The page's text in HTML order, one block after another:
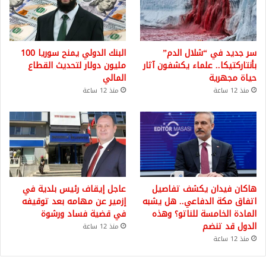
سر جديد في “شلال الدم”
بأنتاركتيكا.. علماء يكشفون آثار
حياة مجهرية
منذ 12 ساعة
البنك الدولي يمنح سوريا 100
مليون دولار لتحديث القطاع
المالي
منذ 12 ساعة
هاكان فيدان يكشف تفاصيل
اتفاق مكة الدفاعي.. هل يشبه
المادة الخامسة للناتو؟ وهذه
الدول قد تنضم
منذ 12 ساعة
عاجل إيقاف رئيس بلدية في
إزمير عن مهامه بعد توقيفه
في قضية فساد ورشوة
منذ 12 ساعة